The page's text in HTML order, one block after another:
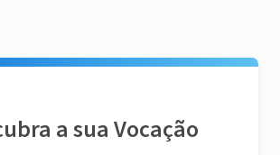
a sua Vocação